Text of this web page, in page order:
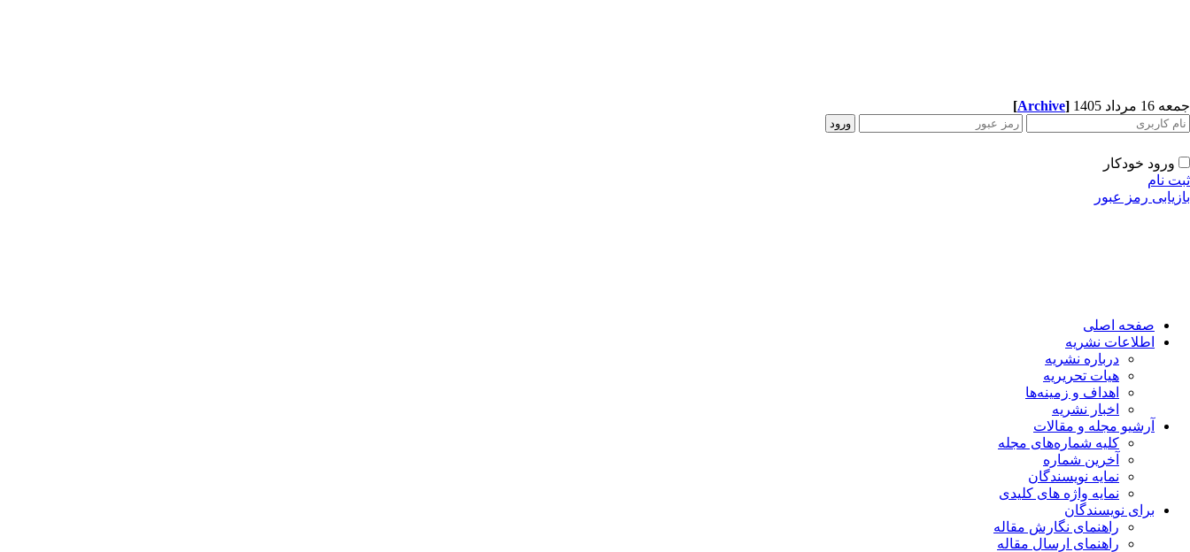
جمعه 16 مرداد 1405 [Archive]
ورود خودکار
ثبت نام
بازیابی رمز عبور
صفحه اصلی
اطلاعات نشریه
درباره نشریه
هیات تحریریه
اهداف و زمینه‌ها
اخبار نشریه
آرشیو مجله و مقالات
کلیه شماره‌های مجله
آخرین شماره
نمایه نویسندگان
نمایه واژه های کلیدی
برای نویسندگان
راهنمای نگارش مقاله
راهنمای ارسال مقاله